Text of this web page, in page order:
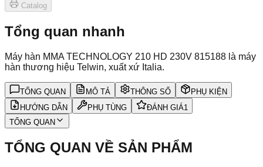
Catalog
Tổng quan nhanh
Máy hàn MMA TECHNOLOGY 210 HD 230V 815188 là máy
hàn thương hiệu Telwin, xuất xứ Italia.
TỔNG QUAN MÔ TẢ THÔNG SỐ
PHỤ KIỆN
HƯỚNG DẪN
PHỤ TÙNG ĐÁNH GIÁ1
TỔNG QUAN
TỔNG QUAN VỀ SẢN PHẨM